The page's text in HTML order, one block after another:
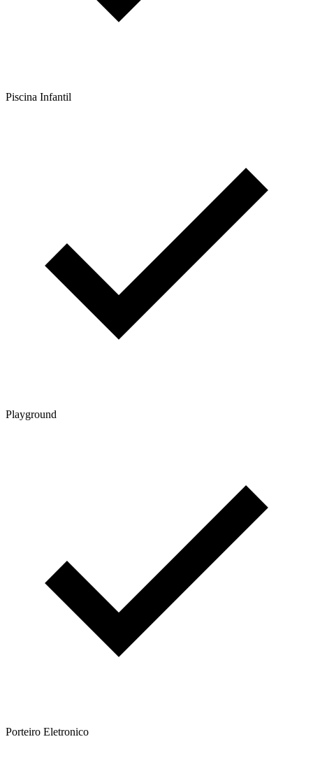
Piscina Infantil
Playground
Porteiro Eletronico